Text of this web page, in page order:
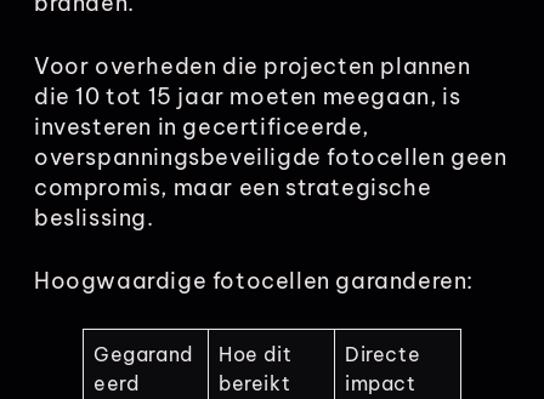
Voor overheden die projecten plannen
die 10 tot 15 jaar moeten meegaan, is
investeren in gecertificeerde,
overspanningsbeveiligde fotocellen geen
compromis, maar een strategische
beslissing.
Hoogwaardige fotocellen garanderen:
Gegarand
eerd
Hoe dit
bereikt
Directe
impact